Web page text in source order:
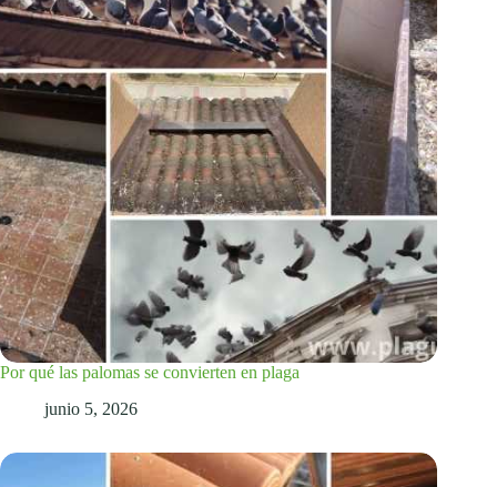
Por qué las palomas se convierten en plaga
junio 5, 2026